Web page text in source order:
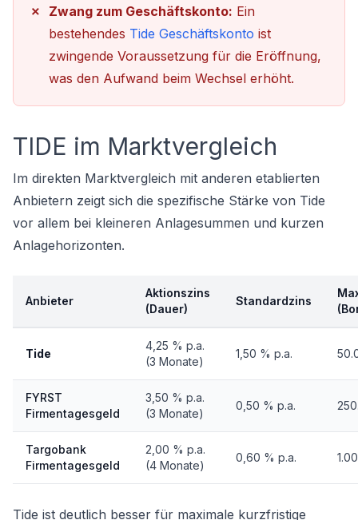
Zwang zum Geschäftskonto: Ein
bestehendes Tide Geschäftskonto ist
zwingende Voraussetzung für die Eröffnung,
was den Aufwand beim Wechsel erhöht.
TIDE im Marktvergleich
Im direkten Marktvergleich mit anderen etablierten
Anbietern zeigt sich die spezifische Stärke von Tide
vor allem bei kleineren Anlagesummen und kurzen
Anlagehorizonten.
Anbieter
Aktionszins
(Dauer)
Standardzins
Tide
4,25 % p.a.
(3 Monate)
1,50 % p.a.
FYRST
Firmentagesgeld
3,50 % p.a.
(3 Monate)
0,50 % p.a.
Targobank
Firmentagesgeld
2,00 % p.a.
(4 Monate)
0,60 % p.a.
Tide ist deutlich besser für maximale kurzfristige